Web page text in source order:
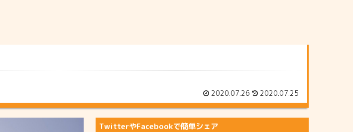
2020.07.26 2020.07.25
TwitterやFacebookで簡単シェア